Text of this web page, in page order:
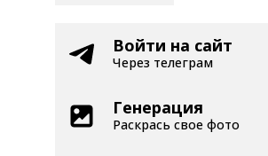
Войти на сайт
Через телеграм
Генерация
Раскрась свое фото